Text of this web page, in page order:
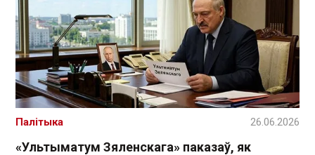
«Ультыматум Зяленскага» паказаў, як
Палітыка 26.06.2026